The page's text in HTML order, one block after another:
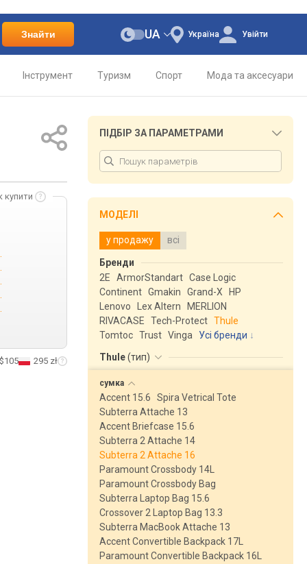
Знайти Україна
UA Увійти
Інструмент Туризм Спорт Мода та аксесуари
купити
295 zł
ПІДБІР ЗА ПАРАМЕТРАМИ
МОДЕЛІ
у продажу всі
Бренди
2E
ArmorStandart Case Logic
Continent Gmakin Grand-X
HP
Lenovo
Lex Altern
MERLION
RIVACASE
Tech-Protect Thule
Tomtoc Trust Vinga
Усі бренди
Thule(тип)
сумка
Accent 15.6
Spira Vetrical Tote
Subterra Attache 13
Accent Briefcase 15.6
Subterra 2 Attache 14
Subterra 2 Attache 16
Paramount Crossbody 14L
Paramount Crossbody Bag
Subterra Laptop Bag 15.6
Crossover 2 Laptop Bag 13.3
Subterra MacBook Attache 13
Accent Convertible Backpack 17L
Paramount Convertible Backpack 16L